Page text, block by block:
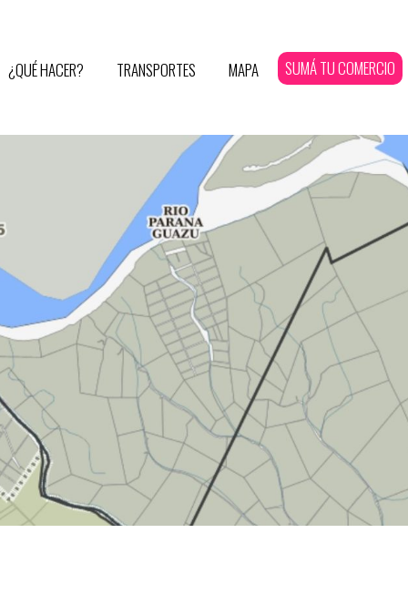
¿QUÉ HACER? TRANSPORTES MAPA SUMÁ TU COMERCIO